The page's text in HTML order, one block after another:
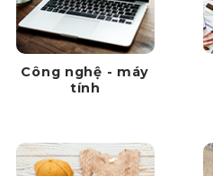
Công nghệ - máy
tính